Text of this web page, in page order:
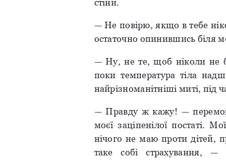
стіни.
— Не повірю, якщо в тебе
остаточно опинившись біля
— Ну, не те, щоб ніколи не
поки температура тіла
найрізноманітніші миті, під
— Правду ж кажу! —
моєї заціпенілої постаті.
нічого не маю проти дітей,
таке собі страхування,